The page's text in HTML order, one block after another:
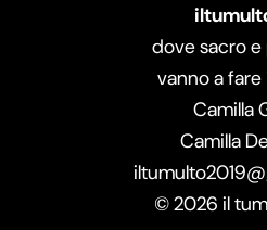
dove sacro
vanno a
Camilla
Camilla
©2026 il